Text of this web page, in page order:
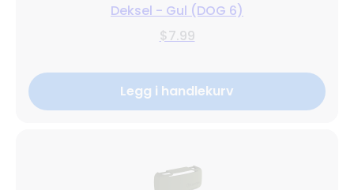
Deksel - Gul (DOG 6)
$7.99
Legg i handlekurv